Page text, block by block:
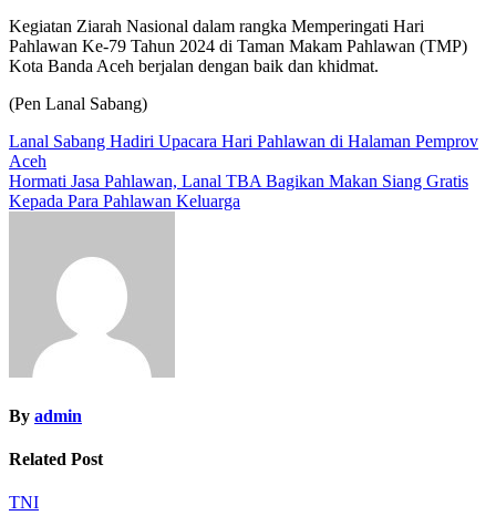
Kegiatan Ziarah Nasional dalam rangka Memperingati Hari
Pahlawan Ke-79 Tahun 2024 di Taman Makam Pahlawan (TMP)
Kota Banda Aceh berjalan dengan baik dan khidmat.
(Pen Lanal Sabang)
Navigasi
pos
Lanal Sabang Hadiri Upacara Hari Pahlawan di Halaman Pemprov
Aceh
Hormati Jasa Pahlawan, Lanal TBA Bagikan Makan Siang Gratis
Kepada Para Pahlawan Keluarga
By admin
Related Post
TNI